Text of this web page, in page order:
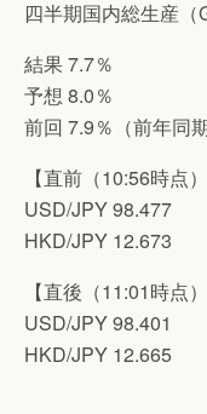
四半期国内総生産（
結果 7.7％
予想 8.0％
前回 7.9％（前年同期
【直前（10:56時点
USD/JPY 98.477
HKD/JPY 12.673
【直後（11:01時点
USD/JPY 98.401
HKD/JPY 12.665